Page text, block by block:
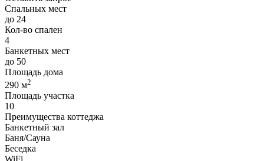
Спальных мест
до 24
Кол-во спален
4
Банкетных мест
до 50
Площадь дома
290 м2
Площадь участка
10
Преимущества коттеджа
Банкетный зал
Баня/Сауна
Беседка